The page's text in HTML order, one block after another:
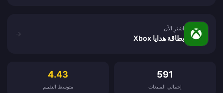
اشترِ الآن
بطاقة هدايا Xbox
→
591
إجمالي المبيعات
4.43
متوسط التقييم